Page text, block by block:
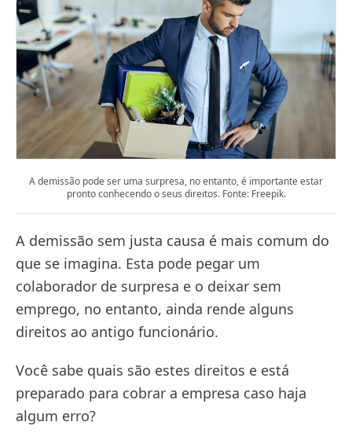
A demissão pode ser uma surpresa, no entanto, é importante estar
pronto conhecendo o seus direitos. Fonte: Freepik.
A demissão sem justa causa é mais comum do
que se imagina. Esta pode pegar um
colaborador de surpresa e o deixar sem
emprego, no entanto, ainda rende alguns
direitos ao antigo funcionário.
Você sabe quais são estes direitos e está
preparado para cobrar a empresa caso haja
algum erro?